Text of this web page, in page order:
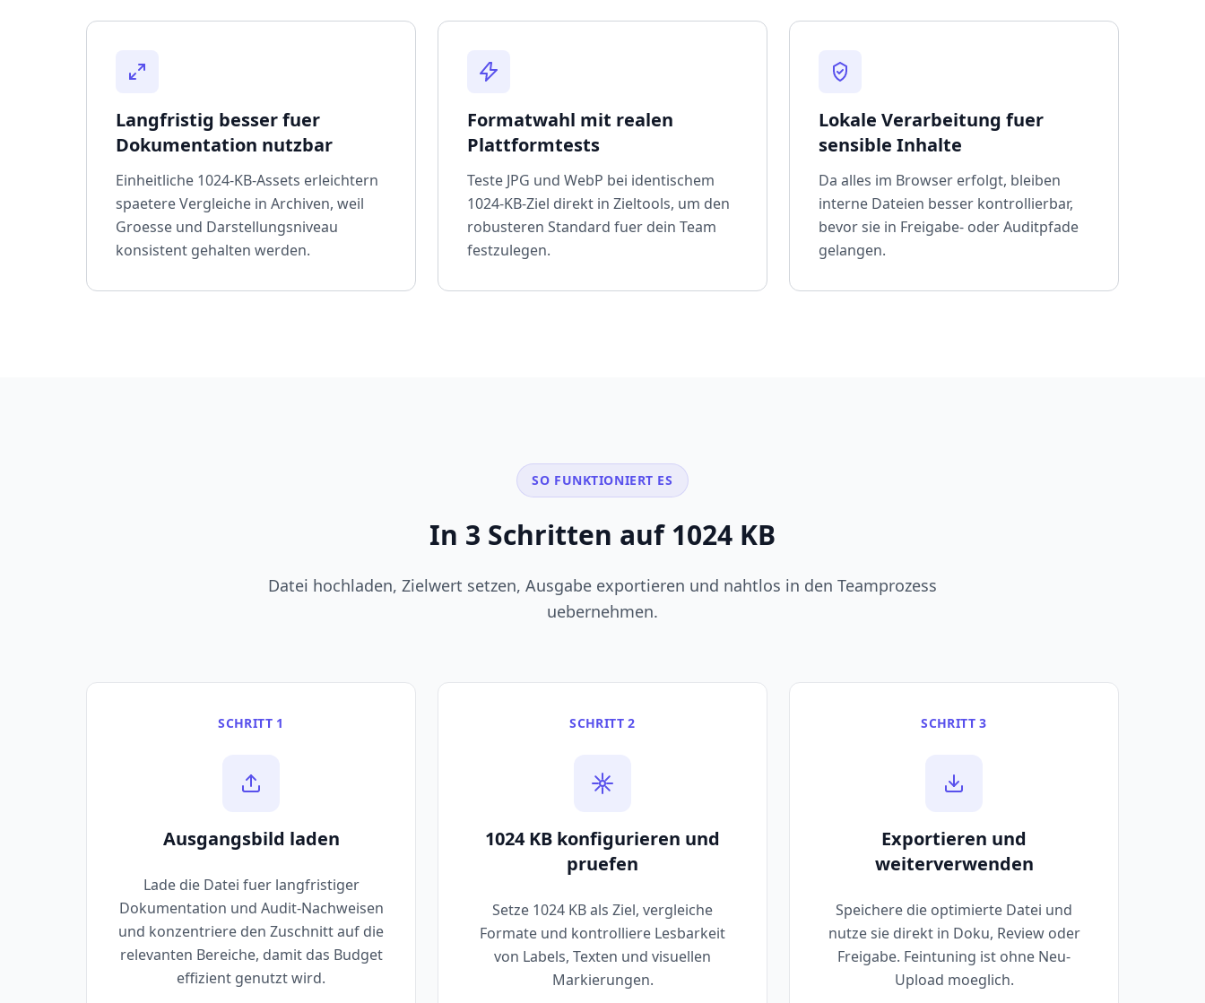
Langfristig besser fuer
Dokumentation nutzbar
Einheitliche 1024-KB-Assets erleichtern
spaetere Vergleiche in Archiven, weil
Groesse und Darstellungsniveau
konsistent gehalten werden.
Formatwahl mit realen
Plattformtests
Teste JPG und WebP bei identischem
1024-KB-Ziel direkt in Zieltools, um den
robusteren Standard fuer dein Team
festzulegen.
Lokale Verarbeitung fuer
sensible Inhalte
Da alles im Browser erfolgt, bleiben
interne Dateien besser kontrollierbar,
bevor sie in Freigabe- oder Auditpfade
gelangen.
SO FUNKTIONIERT ES
In 3 Schritten auf 1024 KB
Datei hochladen, Zielwert setzen, Ausgabe exportieren und nahtlos in den Teamprozess
uebernehmen.
SCHRITT 1
Ausgangsbild laden
Lade die Datei fuer langfristiger
Dokumentation und Audit-Nachweisen
und konzentriere den Zuschnitt auf die
relevanten Bereiche, damit das Budget
effizient genutzt wird.
SCHRITT 2
1024 KB konfigurieren und
pruefen
Setze 1024 KB als Ziel, vergleiche
Formate und kontrolliere Lesbarkeit
von Labels, Texten und visuellen
Markierungen.
SCHRITT 3
Exportieren und
weiterverwenden
Speichere die optimierte Datei und
nutze sie direkt in Doku, Review oder
Freigabe. Feintuning ist ohne Neu-
Upload moeglich.